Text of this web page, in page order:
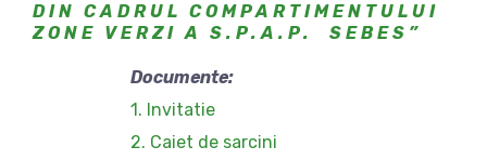
DIN CADRUL COMPARTIMENTULUI
ZONE VERZI A S.P.A.P.
SEBES”
Documente:
1. Invitatie
2. Caiet de sarcini